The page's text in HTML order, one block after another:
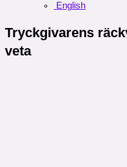
English
Tryckgivarens
veta